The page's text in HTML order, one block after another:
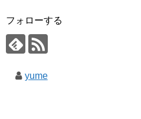
フォローする
yume